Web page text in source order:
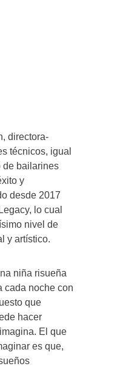
directora-
técnicos, igual
de bailarines
y
desde 2017
lo cual
nivel de
y artístico.
niña risueña
cada noche con
que
hacer
El que
es que,